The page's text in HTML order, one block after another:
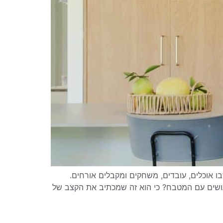
עובדים, משחקים ומקבלים אורחים.
עם המטבח? כי הוא זה שמכתיב את הקצב של